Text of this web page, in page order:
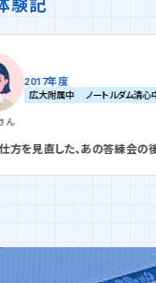
トルダム清心中 広島女学院中
答練会の後から